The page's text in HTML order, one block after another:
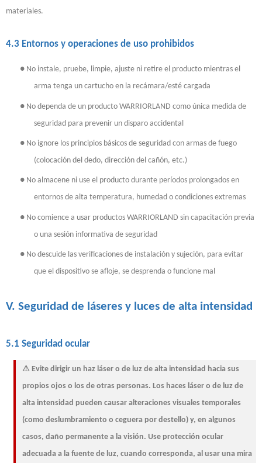
materiales.
4.3 Entornos y operaciones de uso prohibidos
● No instale, pruebe, limpie, ajuste ni retire el producto mientras el
arma tenga un cartucho en la recámara/esté cargada
● No dependa de un producto WARRIORLAND como única medida de
seguridad para prevenir un disparo accidental
● No ignore los principios básicos de seguridad con armas de fuego
(colocación del dedo, dirección del cañón, etc.)
● No almacene ni use el producto durante períodos prolongados en
entornos de alta temperatura, humedad o condiciones extremas
● No comience a usar productos WARRIORLAND sin capacitación previa
o una sesión informativa de seguridad
● No descuide las verificaciones de instalación y sujeción, para evitar
que el dispositivo se afloje, se desprenda o funcione mal
V. Seguridad de láseres y luces de alta intensidad
5.1 Seguridad ocular
⚠ Evite dirigir un haz láser o de luz de alta intensidad hacia sus
propios ojos o los de otras personas. Los haces láser o de luz de
alta intensidad pueden causar alteraciones visuales temporales
(como deslumbramiento o ceguera por destello) y, en algunos
casos, daño permanente a la visión. Use protección ocular
adecuada a la fuente de luz, cuando corresponda, al usar una mira